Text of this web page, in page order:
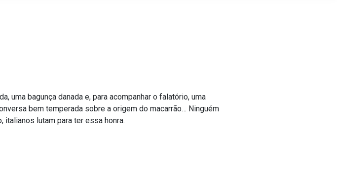
uma bagunça danada e, para acompanhar o falatório, uma
bem temperada sobre a origem do macarrão… Ninguém
italianos lutam para ter essa honra.